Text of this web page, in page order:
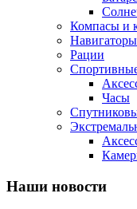
Компасы и
Навигаторы
Рации
Часы
Наши новости